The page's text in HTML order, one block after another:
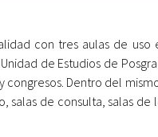
con tres aulas de
de Estudios de
Dentro del
salas de consulta, salas de